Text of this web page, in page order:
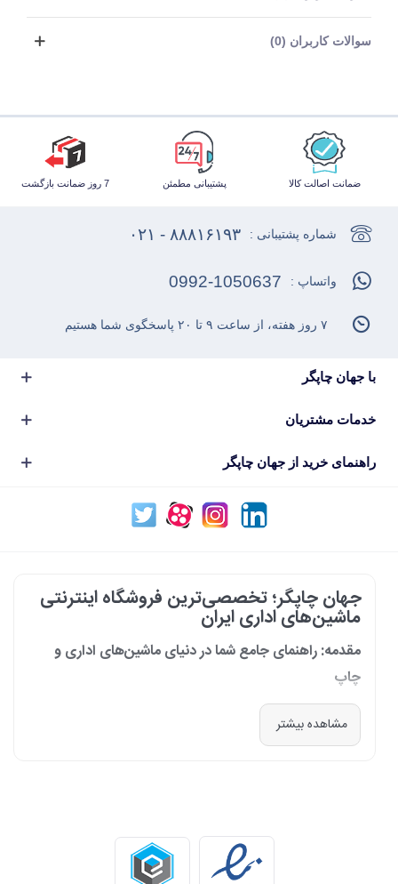
سوالات کاربران (0)
ضمانت اصالت کالا پشتیبانی مطمئن 7 روز ضمانت بازگشت
با جهان چاپگر
خدمات مشتریان
راهنمای خرید از جهان چاپگر
شماره پشتیبانی : ۸۸۸۱۶۱۹۳ - ۰۲۱
واتساپ : 0992-1050637
۷ روز هفته، از ساعت ۹ تا ۲۰ پاسخگوی شما هستیم
جهان چاپگر؛ تخصصی‌ترین فروشگاه اینترنتی
ماشین‌های اداری ایران
مقدمه: راهنمای جامع شما در دنیای ماشین‌های اداری و
چاپ
در دنیای پرشتاب امروز که کسب‌وکارها و سازمان‌ها برای افزایش بهره‌وری خود به
فناوری‌های نوین وابسته‌اند، دسترسی به ابزارهای کارآمد و قابل اعتماد یک
ما، ارائه راهکارهای جامع، از مشاوره پیش از خرید تا پشتیبانی پس از فروش،
برای سازمان‌ها، شرکت‌ها و کاربران خانگی است.
مشاهده بیشتر